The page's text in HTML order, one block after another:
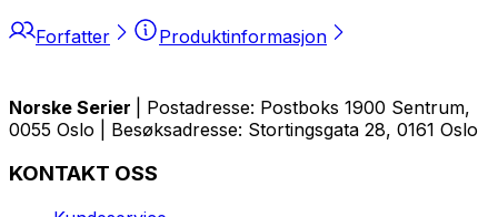
Forfatter Produktinformasjon
Norske Serier
| Postadresse: Postboks 1900 Sentrum,
0055 Oslo | Besøksadresse: Stortingsgata 28, 0161 Oslo
KONTAKT OSS